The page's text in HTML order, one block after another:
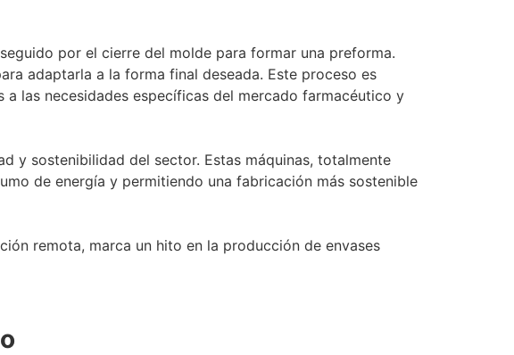
por el cierre del molde para formar una preforma.
adaptarla a la forma final deseada. Este proceso es
las necesidades específicas del mercado farmacéutico y
y sostenibilidad del sector. Estas máquinas, totalmente
de energía y permitiendo una fabricación más sostenible
remota, marca un hito en la producción de envases